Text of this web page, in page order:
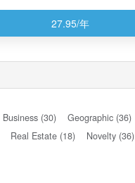
27.95/年
Business (30) Geographic (36)
Real Estate (18) Novelty (36)